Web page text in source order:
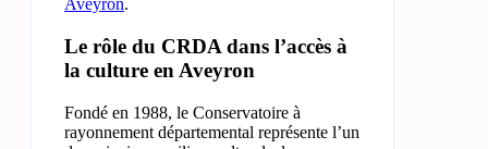
Aveyron.
Le rôle du CRDA dans l’accès à
la culture en Aveyron
Fondé en 1988, le Conservatoire à
rayonnement départemental représente l’un